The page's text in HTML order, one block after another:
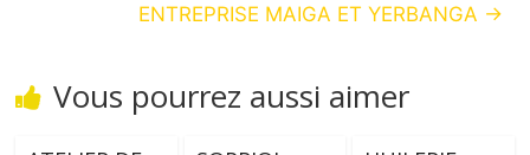
ENTREPRISE MAIGA ET YERBANGA →
Vous pourrez aussi aimer